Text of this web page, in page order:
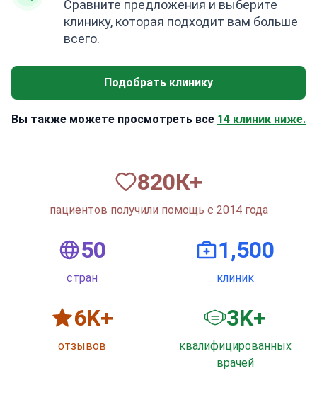
Сравните предложения и выберите
клинику, которая подходит вам больше
всего.
Подобрать клинику
Вы также можете просмотреть все 14 клиник ниже.
820К+
пациентов получили помощь с 2014 года
50
стран
1,500
клиник
6K+
отзывов
3K+
квалифицированных
врачей